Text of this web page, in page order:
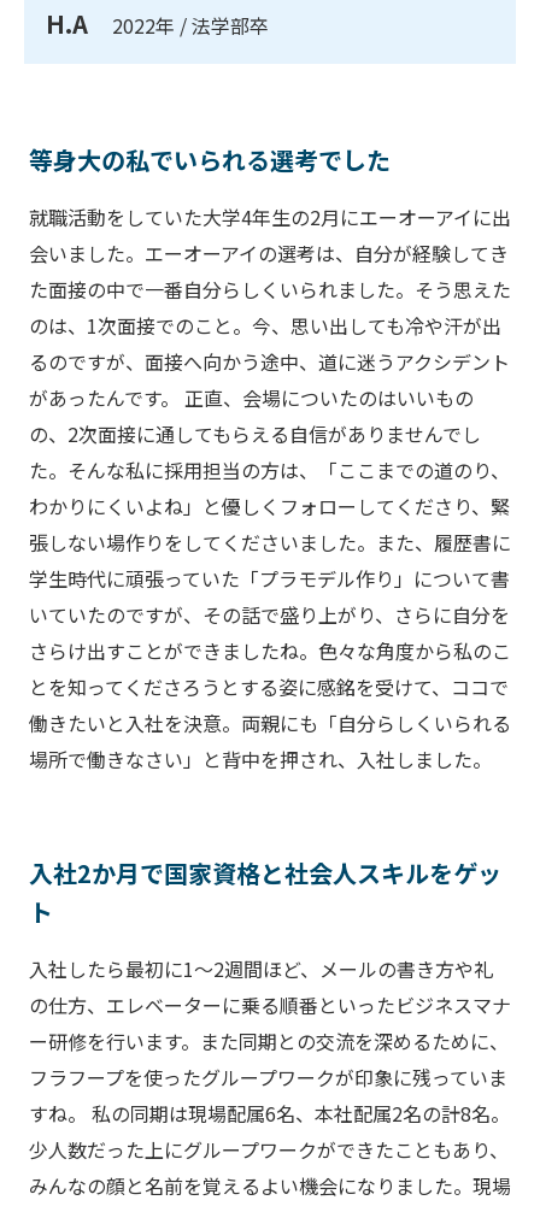
H.A 2022年 / 法学部卒
等身大の私でいられる選考でした
就職活動をしていた大学4年生の2月にエーオーアイに出
会いました。エーオーアイの選考は、自分が経験してき
た面接の中で一番自分らしくいられました。そう思えた
のは、1次面接でのこと。今、思い出しても冷や汗が出
るのですが、面接へ向かう途中、道に迷うアクシデント
があったんです。 正直、会場についたのはいいもの
の、2次面接に通してもらえる自信がありませんでし
た。そんな私に採用担当の方は、「ここまでの道のり、
わかりにくいよね」と優しくフォローしてくださり、緊
張しない場作りをしてくださいました。また、履歴書に
学生時代に頑張っていた「プラモデル作り」について書
いていたのですが、その話で盛り上がり、さらに自分を
さらけ出すことができましたね。色々な角度から私のこ
とを知ってくださろうとする姿に感銘を受けて、ココで
働きたいと入社を決意。両親にも「自分らしくいられる
場所で働きなさい」と背中を押され、入社しました。
入社2か月で国家資格と社会人スキルをゲッ
ト
入社したら最初に1～2週間ほど、メールの書き方や礼
の仕方、エレベーターに乗る順番といったビジネスマナ
ー研修を行います。また同期との交流を深めるために、
フラフープを使ったグループワークが印象に残っていま
すね。 私の同期は現場配属6名、本社配属2名の計8名。
少人数だった上にグループワークができたこともあり、
みんなの顔と名前を覚えるよい機会になりました。現場